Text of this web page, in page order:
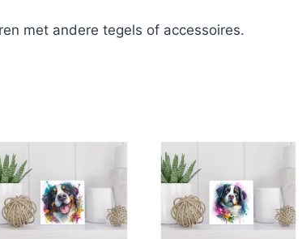
met andere tegels of accessoires.